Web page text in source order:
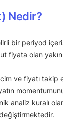
Nedir?
bir periyod
fiyata olan
ve fiyatı takip
analiz kuralı